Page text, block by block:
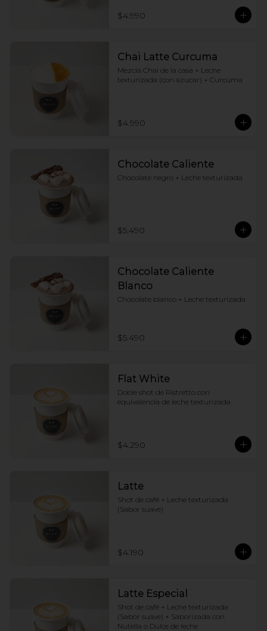
$4.990
Chai Latte Curcuma
Mezcla Chai de la casa + Leche
texturizada (con azucar) + Curcuma
$4.990
Chocolate Caliente
Chocolate negro + Leche texturizada
$5.490
Chocolate Caliente
Blanco
Chocolate blanco + Leche texturizada
$5.490
Flat White
Doble shot de Ristretto con
equivalencia de leche texturizada
$4.290
Latte
Shot de café + Leche texturizada
(Sabor suave)
$4.190
Latte Especial
Shot de café + Leche texturizada
(Sabor suave) + Saborizada con
Nutella o Dulce de leche